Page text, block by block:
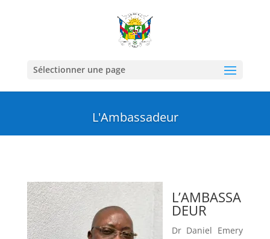
Sélectionner une page
L'Ambassadeur
L’AMBASSA
DEUR
Dr Daniel Emery